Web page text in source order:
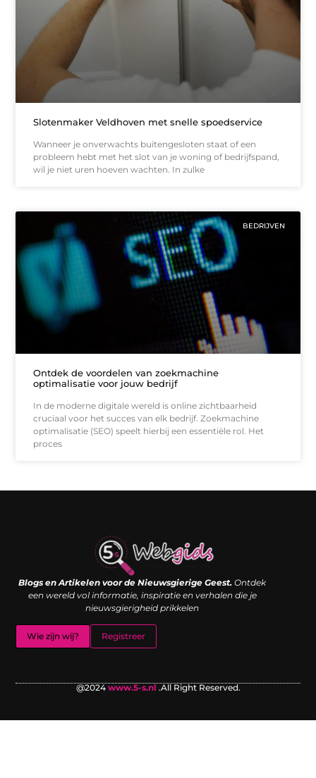
Slotenmaker Veldhoven met snelle spoedservice
Wanneer je onverwachts buitengesloten staat of een
probleem hebt met het slot van je woning of bedrijfspand,
wil je niet uren hoeven wachten. In zulke
BEDRIJVEN
Ontdek de voordelen van zoekmachine
optimalisatie voor jouw bedrijf
In de moderne digitale wereld is online zichtbaarheid
cruciaal voor het succes van elk bedrijf. Zoekmachine
optimalisatie (SEO) speelt hierbij een essentiële rol. Het
proces
Blogs en Artikelen voor de Nieuwsgierige Geest. Ontdek
een wereld vol informatie, inspiratie en verhalen die je
nieuwsgierigheid prikkelen
Wie zijn wij? Registreer
@2024www.5-s.nl .All Right Reserved.